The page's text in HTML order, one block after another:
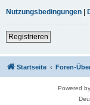
Nutzungsbedingungen |
Registrieren
Startseite Foren-
Powered by